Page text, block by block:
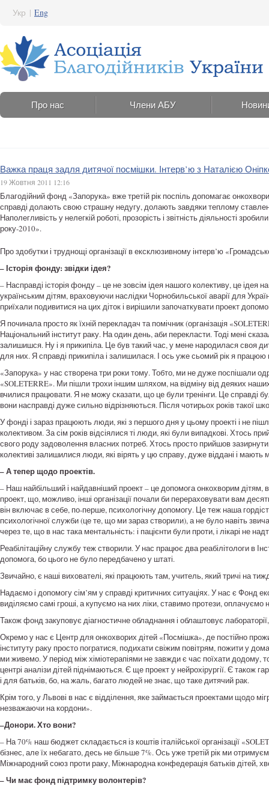
Укр | Eng
Про нас Члени АБУ
Важка праця задля дитячої посмішки. Інтерв’ю з Наталією
19 Жовтня 2011 12:16
Благодійний фонд «Запорука» вже третій рік поспіль допомагає
справді долають свою страшну недугу, долають завдяки теплому
Наполегливість у нелегкій роботі, прозорість і звітність діяльності
року-2010».
Про здобутки і труднощі організації в ексклюзивному інтерв’ю
– Історія фонду: звідки ідея?
– Насправді історія фонду – це не зовсім ідея нашого колективу, це ідея
українським дітям, враховуючи наслідки Чорнобильської аварії для
приїхали подивитися на цих діток і вирішили започаткувати проект
Я починала просто як їхній перекладач та помічник (організація
Національний інститут раку. На один день, аби перекласти. Тоді мені
залишишся. Ну і я прикипіла. Це був такий час, у мене народилася своя
для них. Я справді прикипіла і залишилася. І ось уже сьомий рік я працюю
«Запорука» у нас створена три роки тому. Тобто, ми не дуже поспішали
«SOLETERRE». Ми пішли трохи іншим шляхом, на відміну від деяких
вчилися працювати. Я не можу сказати, що це були тренінги. Це справді
вони насправді дуже сильно відрізняються. Після чотирьох років такої
У фонді і зараз працюють люди, які з першого дня у цьому проекті і не
колективом. За сім років відсіялися ті люди, які були випадкові. Хтось
свого роду задоволення власних потреб. Хтось просто прийшов
колективі залишилися люди, які вірять у цю справу, дуже віддані і мають
– А тепер щодо проектів.
– Наш найбільший і найдавніший проект – це допомога онкохворим дітям,
проект, що, можливо, інші організації почали би перераховувати вам
він включає в себе, по-перше, психологічну допомогу. Це теж наша
психологічної служби (це те, що ми зараз створили), а не було навіть
через те, що в нас така ментальність: і пацієнти були проти, і лікарі не
Реабілітаційну службу теж створили. У нас працює два реабілітологи в
допомога, бо цього не було передбачено у штаті.
Звичайно, є наші вихователі, які працюють там, учитель, який тричі на
Надаємо і допомогу сім’ям у справді критичних ситуаціях. У нас є
виділяємо самі гроші, а купуємо на них ліки, ставимо протези,
Також фонд закуповує діагностичне обладнання і облаштовує
Окремо у нас є Центр для онкохворих дітей «Посмішка», де постійно
інституту раку просто погратися, подихати свіжим повітрям, пожити у
ми живемо. У період між хіміотерапіями не завжди є час поїхати
центрі аналізи дітей піднімаються. Є ще проект у нейрохірургії. Є також
і для батьків, бо, на жаль, багато людей не знає, що таке дитячий рак.
Крім того, у Львові в нас є відділення, яке займається проектами щодо
незважаючи на кордони».
–Донори. Хто вони?
– На 70% наш бюджет складається із коштів італійської організації
бізнес, але їх небагато, десь не більше 7%. Ось уже третій рік ми
Міжнародний союз проти раку, Міжнародна конфедерація батьків дітей,
– Чи має фонд підтримку волонтерів?